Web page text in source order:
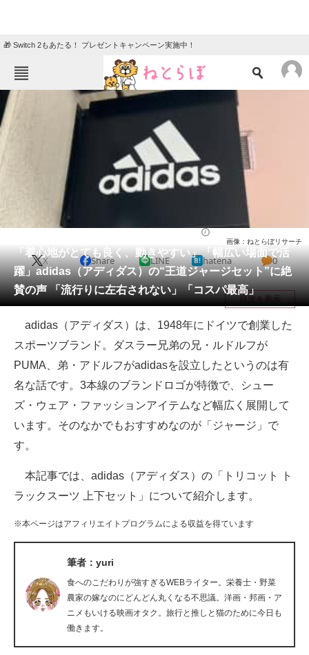
🎁 Switch 2もあたる！ プレゼントキャンペーン実施中！
ねとらぼメニュー
クイズ
地域
会員記事
メディア
注目記事を集めた総合ページ
ITの今と未来を見通す
スマホと通信の最新トレンド
好きが集まる 比べて選べる
マーケ×ITの今がよく分かる
ITエンジニア向け専門サイト
「着心地がとても良く、動きやすい」「幅広い場面で活
躍」adidas（アディダス）の“王道ジャージセット”に絶
賛の声 「流行りに左右されない」「コスパ最高」
画像：ねとらぼリサーチ
X Share LINE hatena 0
目次を表示
adidas（アディダス）は、1948年にドイツで創業した
スポーツブランド。ダスラー兄弟の兄・ルドルフが
PUMA、弟・アドルフがadidasを設立したというのは有
名な話です。3本線のブランドロゴが特徴で、シュー
ズ・ウェア・ファッションアイテムなど幅広く展開して
います。そのなかでもおすすめなのが「ジャージ」で
す。
本記事では、adidas（アディダス）の「トリコット ト
ラックスーツ 上下セット」について紹介します。
※本ページはアフィリエイトプログラムによる収益を得ています
筆者：yuri
食へのこだわりが強すぎるWEBライター。栄養士・野菜
農家の嫁なのにどんどん丸くなる不思議。洋画・邦画・ア
ニメもいける映画オタク。旅行と推しと猫のために今日も
働きます。